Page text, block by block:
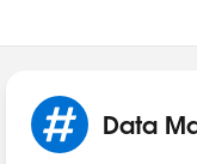
Data